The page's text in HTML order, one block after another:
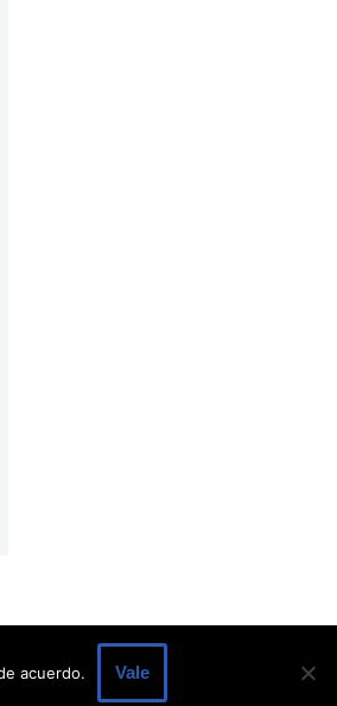
acuerdo. Vale